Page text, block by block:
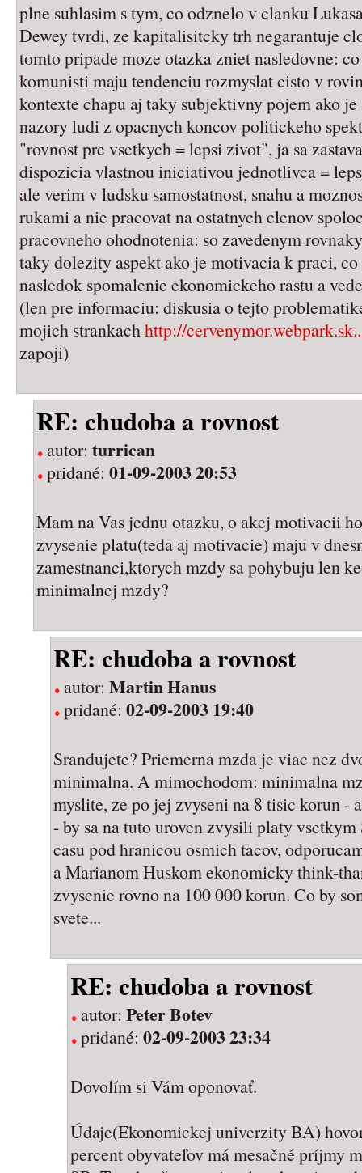
plne suhlasim s tym, co odznelo v clanku
Dewey tvrdi, ze kapitalisitcky trh negarantuje
tomto pripade moze otazka zniet nasledovne:
komunisti maju tendenciu rozmyslat cisto v
kontexte chapu aj taky subjektivny pojem ako
nazory ludi z opacnych koncov politickeho
"rovnost pre vsetkych = lepsi zivot", ja sa
dispozicia vlastnou iniciativou jednotlivca =
ale verim v ludsku samostatnost, snahu a
rukami a nie pracovat na ostatnych clenov
pracovneho ohodnotenia: so zavedenym
taky dolezity aspekt ako je motivacia k praci,
nasledok spomalenie ekonomickeho rastu a
(len pre informaciu: diskusia o tejto
mojich strankachhttp://
zapoji)
RE: chudoba a rovnost
autor: turrican
pridané: 01-09-2003 20:53
Mam na Vas jednu otazku, o akej motivacii
zvysenie platu(teda aj motivacie) maju v
zamestnanci,ktorych mzdy sa pohybuju len
minimalnej mzdy?
RE: chudoba a rovnost
autor: Martin Hanus
pridané: 02-09-2003 19:40
Srandujete? Priemerna mzda je viac nez
minimalna. A mimochodom: minimalna
myslite, ze po jej zvyseni na 8 tisic korun -
- by sa na tuto uroven zvysili platy
casu pod hranicou osmich tacov,
a Marianom Huskom ekonomicky think-
zvysenie rovno na 100 000 korun. Co by
svete...
RE: chudoba a rovnost
autor: Peter Botev
pridané: 02-09-2003 23:34
Dovolím si Vám oponovať.
Údaje(Ekonomickej univerzity BA)
percent obyvateľov má mesačné príjmy